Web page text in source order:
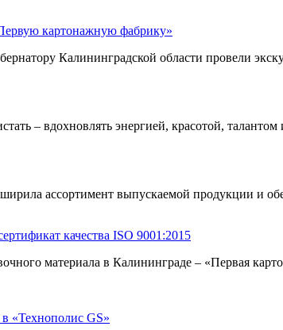
картонажную фабрику»
Калининградской области провели
– вдохновлять энергией, красотой,
ассортимент выпускаемой продукции и
качества ISO 9001:2015
материала в Калининграде – «Первая
«Технополис GS»